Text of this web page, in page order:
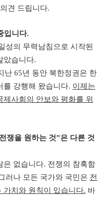
견 드립니다.
입니다.
성의 무력남침으로 시작된
았습니다.
난 65년 동안 북한정권은 한
를 강행해 왔습니다. 이제는
사회의 안보와 평화를 위
전쟁을 원하는 것”은 다른 것
은 없습니다. 전쟁의 참혹함
러나 모든 국가와 국민은 전
가치와 원칙이 있습니다. 바